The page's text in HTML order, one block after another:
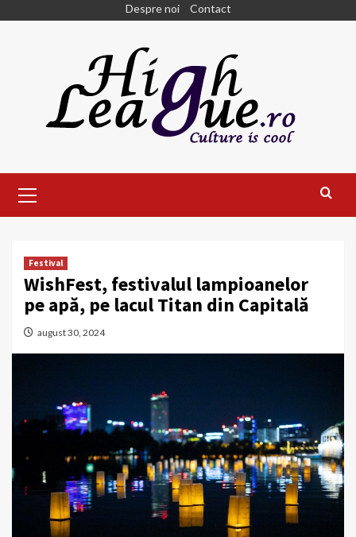
Despre noi Contact
Menu
Festival
WishFest, festivalul lampioanelor
pe apă, pe lacul Titan din Capitală
august 30, 2024